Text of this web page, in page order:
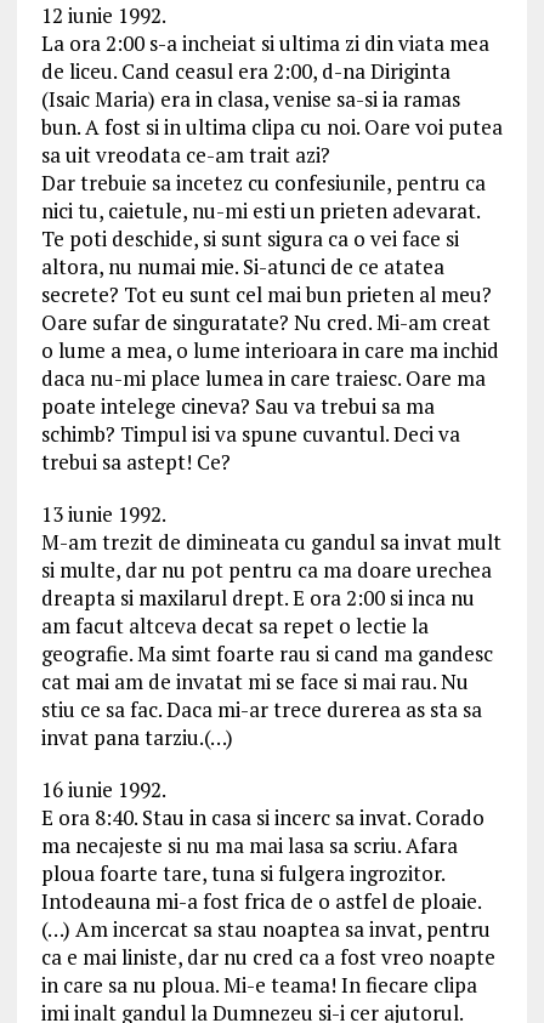
12 iunie 1992.
La ora 2:00 s-a incheiat si ultima zi din viata mea
de liceu. Cand ceasul era 2:00, d-na Diriginta
(Isaic Maria) era in clasa, venise sa-si ia ramas
bun. A fost si in ultima clipa cu noi. Oare voi putea
sa uit vreodata ce-am trait azi?
Dar trebuie sa incetez cu confesiunile, pentru ca
nici tu, caietule, nu-mi esti un prieten adevarat.
Te poti deschide, si sunt sigura ca o vei face si
altora, nu numai mie. Si-atunci de ce atatea
secrete? Tot eu sunt cel mai bun prieten al meu?
Oare sufar de singuratate? Nu cred. Mi-am creat
o lume a mea, o lume interioara in care ma inchid
daca nu-mi place lumea in care traiesc. Oare ma
poate intelege cineva? Sau va trebui sa ma
schimb? Timpul isi va spune cuvantul. Deci va
trebui sa astept! Ce?
13 iunie 1992.
M-am trezit de dimineata cu gandul sa invat mult
si multe, dar nu pot pentru ca ma doare urechea
dreapta si maxilarul drept. E ora 2:00 si inca nu
am facut altceva decat sa repet o lectie la
geografie. Ma simt foarte rau si cand ma gandesc
cat mai am de invatat mi se face si mai rau. Nu
stiu ce sa fac. Daca mi-ar trece durerea as sta sa
invat pana tarziu.(…)
16 iunie 1992.
E ora 8:40. Stau in casa si incerc sa invat. Corado
ma necajeste si nu ma mai lasa sa scriu. Afara
ploua foarte tare, tuna si fulgera ingrozitor.
Intodeauna mi-a fost frica de o astfel de ploaie.
(…) Am incercat sa stau noaptea sa invat, pentru
ca e mai liniste, dar nu cred ca a fost vreo noapte
in care sa nu ploua. Mi-e teama! In fiecare clipa
imi inalt gandul la Dumnezeu si-i cer ajutorul.